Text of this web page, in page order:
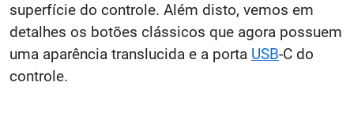
superfície do controle. Além disto, vemos em
detalhes os botões clássicos que agora possuem
uma aparência translucida e a porta USB-C do
controle.